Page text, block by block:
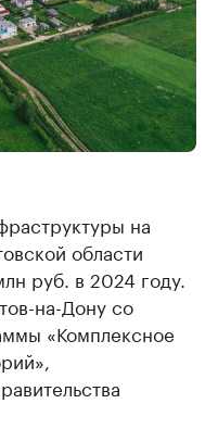
на
области
руб. в 2024 году.
на-Дону со
«Комплексное